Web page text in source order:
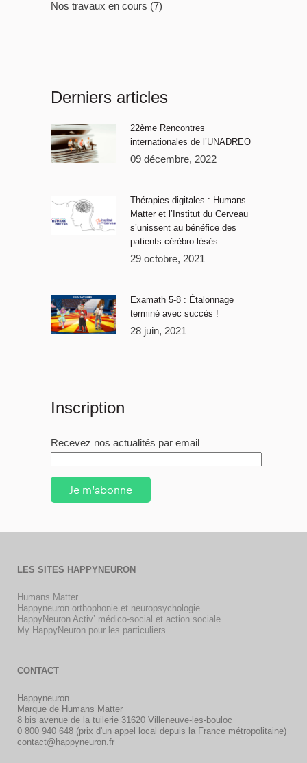
Nos travaux en cours (7)
Derniers articles
22ème Rencontres
internationales de l’UNADREO
09 décembre, 2022
Thérapies digitales : Humans
Matter et l’Institut du Cerveau
s’unissent au bénéfice des
patients cérébro-lésés
29 octobre, 2021
Examath 5-8 : Étalonnage
terminé avec succès !
28 juin, 2021
Inscription
Recevez nos actualités par email
Je m'abonne
LES SITES HAPPYNEURON
Humans Matter
Happyneuron orthophonie et neuropsychologie
HappyNeuron Activ’ médico-social et action sociale
My HappyNeuron pour les particuliers
CONTACT
Happyneuron
Marque de Humans Matter
8 bis avenue de la tuilerie 31620 Villeneuve-les-bouloc
0 800 940 648 (prix d'un appel local depuis la France métropolitaine)
contact@happyneuron.fr